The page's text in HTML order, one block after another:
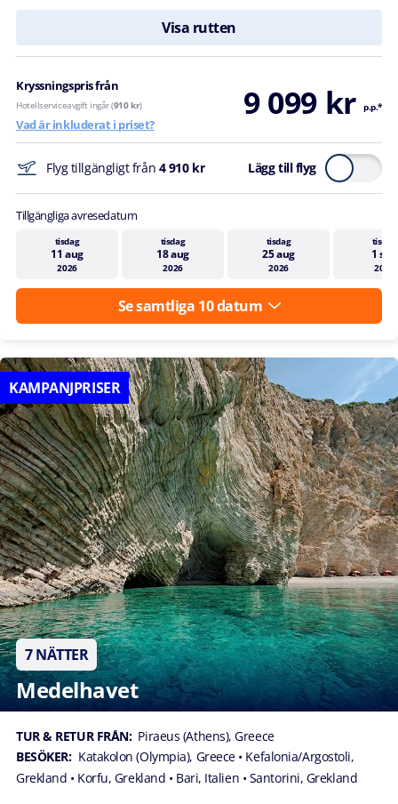
Visa rutten
Kryssningspris från 9 099 kr p.p.*
Hotellserviceavgift ingår (910 kr)
Vad är inkluderat i priset?
Flyg tillgängligt från 4 910 kr Lägg till flyg
Tillgängliga avresedatum
tisdag
11 aug
2026
tisdag
18 aug
2026
tisdag
25 aug
2026
tisdag
1 sep
2026
Se samtliga 10 datum
KAMPANJPRISER
7 NÄTTER
Medelhavet
TUR & RETUR FRÅN: Piraeus (Athens), Greece
BESÖKER: Katakolon (Olympia), Greece • Kefalonia/Argostoli,
Grekland • Korfu, Grekland • Bari, Italien • Santorini, Grekland